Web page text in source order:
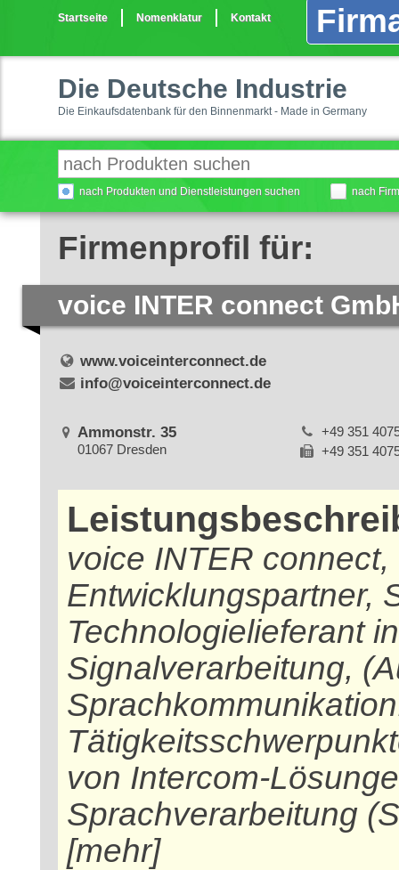
Startseite Nomenklatur Kontakt
Die Deutsche Industrie
Die Einkaufsdatenbank für den Binnenmarkt - Made in Germany
nach Produkten und Dienstleistungen suchen nach
Firmenprofil für:
voice INTER connect
www.voiceinterconnect.de
info@voiceinterconnect.de
Ammonstr. 35
01067 Dresden
+49 351
+49 351
voice INTER
Entwicklungspartner,
Technologielieferant
Signalverarbeitung,
von Intercom-
Sprachverarbeitung
[mehr]